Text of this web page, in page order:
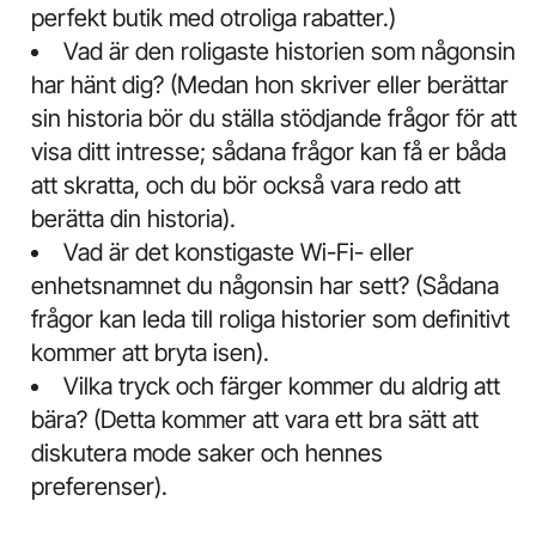
perfekt butik med otroliga rabatter.)
Vad är den roligaste historien som någonsin
har hänt dig? (Medan hon skriver eller berättar
sin historia bör du ställa stödjande frågor för att
visa ditt intresse; sådana frågor kan få er båda
att skratta, och du bör också vara redo att
berätta din historia).
Vad är det konstigaste Wi-Fi- eller
enhetsnamnet du någonsin har sett? (Sådana
frågor kan leda till roliga historier som definitivt
kommer att bryta isen).
Vilka tryck och färger kommer du aldrig att
bära? (Detta kommer att vara ett bra sätt att
diskutera mode saker och hennes
preferenser).